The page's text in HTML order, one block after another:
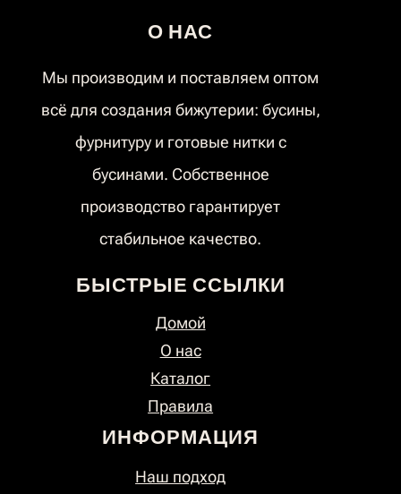
О НАС
Мы производим и поставляем оптом
всё для создания бижутерии: бусины,
фурнитуру и готовые нитки с
бусинами. Собственное
производство гарантирует
стабильное качество.
БЫСТРЫЕ ССЫЛКИ
Домой
О нас
Каталог
Правила
ИНФОРМАЦИЯ
Наш подход